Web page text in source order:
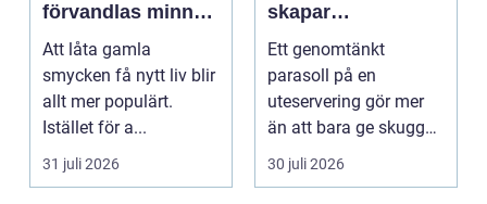
förvandlas minnen
till nya favoriter
Att låta gamla
smycken få nytt liv blir
allt mer populärt.
Istället för a...
31 juli 2026
skapar
uteserveringen rätt
känsla året runt
Ett genomtänkt
parasoll på en
uteservering gör mer
än att bara ge skugga.
Det påverkar hur länge
gäs...
30 juli 2026